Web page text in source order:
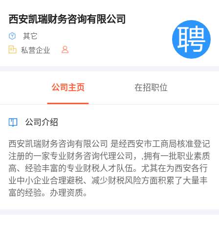
西安凯瑞财务咨询有限公司
其它
私营企业
公司主页 在招职位
公司介绍
西安凯瑞财务咨询有限公司 是经西安市工商局核准登记
注册的一家专业财务咨询代理公司，,拥有一批职业素质
高、经验丰富的专业财税人才队伍。尤其在为西安各行
业中小企业合理避税、减少财税风险方面积累了大量丰
富的经验。办理资质。